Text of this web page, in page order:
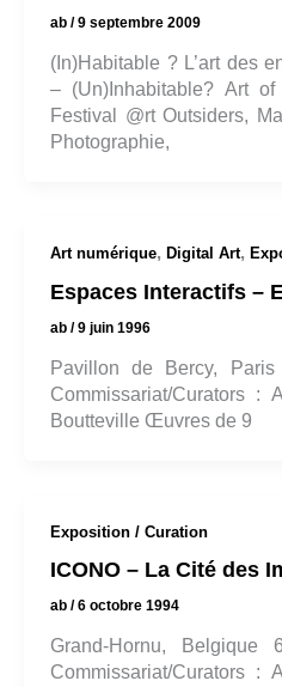
ab /9 septembre 2009
(In)Habitable ? L’art des
– (Un)Inhabitable? Art of
Festival @rt Outsiders,
Photographie,
Art numérique, Digital Art,
Espaces Interactifs –
ab /9 juin 1996
Pavillon de Bercy,
Commissariat/Curators :
Boutteville Œuvres de 9
Exposition / Curation
ICONO – La Cité des
ab /6 octobre 1994
Grand-Hornu,
Commissariat/Curators :